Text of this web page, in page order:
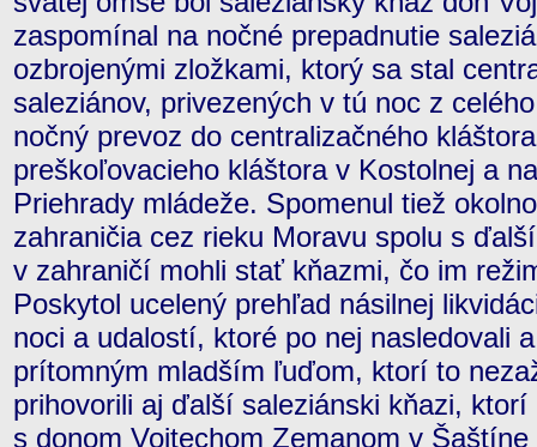
zaspomínal na nočné prepadnutie
ozbrojenými zložkami, ktorý sa stal
saleziánov, privezených v tú noc z
nočný prevoz do centralizačného
preškoľovacieho kláštora v Kostolnej a
Priehrady mládeže. Spomenul tiež
zahraničia cez rieku Moravu spolu s
v zahraničí mohli stať kňazmi, čo im
Poskytol ucelený prehľad násilnej
noci a udalostí, ktoré po nej nasledovali
prítomným mladším ľuďom, ktorí to
prihovorili aj ďalší saleziánski kňazi, ktorí
s donom Vojtechom Zemanom v